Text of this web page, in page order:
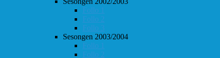
Follo 1
Follo 2
Follo 3
Sesongen 2003/2004
Follo 1
Follo 2